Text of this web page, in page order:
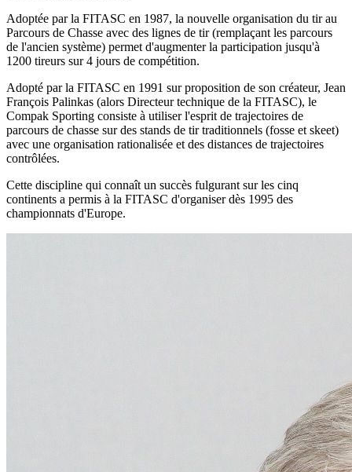
Adoptée par la FITASC en 1987, la nouvelle organisation du tir au
Parcours de Chasse avec des lignes de tir (remplaçant les parcours
de l'ancien système) permet d'augmenter la participation jusqu'à
1200 tireurs sur 4 jours de compétition.
Adopté par la FITASC en 1991 sur proposition de son créateur, Jean
François Palinkas (alors Directeur technique de la FITASC), le
Compak Sporting consiste à utiliser l'esprit de trajectoires de
parcours de chasse sur des stands de tir traditionnels (fosse et skeet)
avec une organisation rationalisée et des distances de trajectoires
contrôlées.
Cette discipline qui connaît un succès fulgurant sur les cinq
continents a permis à la FITASC d'organiser dès 1995 des
championnats d'Europe.